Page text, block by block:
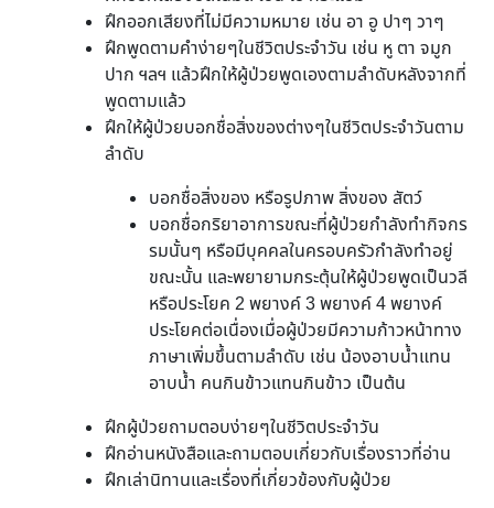
ฝึกออกเสียงที่ไม่มีความหมาย เช่น อา อู ปาๆ วาๆ
ฝึกพูดตามคำง่ายๆในชีวิตประจำวัน เช่น หู ตา จมูก
ปาก ฯลฯ แล้วฝึกให้ผู้ป่วยพูดเองตามลำดับหลังจากที่
พูดตามแล้ว
ฝึกให้ผู้ป่วยบอกชื่อสิ่งของต่างๆในชีวิตประจำวันตาม
ลำดับ
บอกชื่อสิ่งของ หรือรูปภาพ สิ่งของ สัตว์
บอกชื่อกริยาอาการขณะที่ผู้ป่วยกำลังทำกิจกร
รมนั้นๆ หรือมีบุคคลในครอบครัวกำลังทำอยู่
ขณะนั้น และพยายามกระตุ้นให้ผู้ป่วยพูดเป็นวลี
หรือประโยค 2 พยางค์ 3 พยางค์ 4 พยางค์
ประโยคต่อเนื่องเมื่อผู้ป่วยมีความก้าวหน้าทาง
ภาษาเพิ่มขึ้นตามลำดับ เช่น น้องอาบน้ำแทน
อาบน้ำ คนกินข้าวแทนกินข้าว เป็นต้น
ฝึกผู้ป่วยถามตอบง่ายๆในชีวิตประจำวัน
ฝึกอ่านหนังสือและถามตอบเกี่ยวกับเรื่องราวที่อ่าน
ฝึกเล่านิทานและเรื่องที่เกี่ยวข้องกับผู้ป่วย